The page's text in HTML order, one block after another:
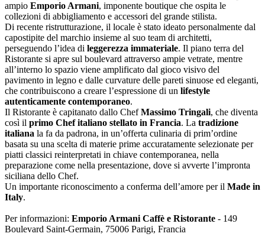
ampio Emporio Armani, imponente boutique che ospita le
collezioni di abbigliamento e accessori del grande stilista.
Di recente ristrutturazione, il locale è stato ideato personalmente dal
capostipite del marchio insieme al suo team di architetti,
perseguendo l’idea di leggerezza immateriale. Il piano terra del
Ristorante si apre sul boulevard attraverso ampie vetrate, mentre
all’interno lo spazio viene amplificato dal gioco visivo del
pavimento in legno e dalle curvature delle pareti sinuose ed eleganti,
che contribuiscono a creare l’espressione di un lifestyle
autenticamente contemporaneo.
Il Ristorante è capitanato dallo ChefMassimo Tringali, che diventa
così il primo Chef italiano stellato in Francia. La tradizione
italiana la fa da padrona, in un’offerta culinaria di prim’ordine
basata su una scelta di materie prime accuratamente selezionate per
piatti classici reinterpretati in chiave contemporanea, nella
preparazione come nella presentazione, dove si avverte l’impronta
siciliana dello Chef.
Un importante riconoscimento a conferma dell’amore per il Made in
Italy.
Per informazioni: Emporio Armani Caffè e Ristorante - 149
Boulevard Saint-Germain, 75006 Parigi, Francia